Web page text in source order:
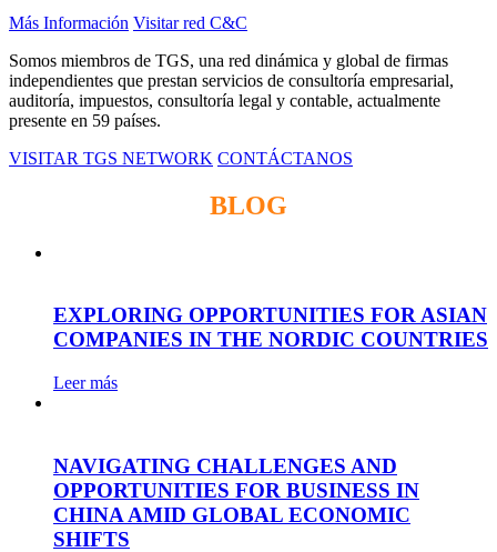
Más Información Visitar red C&C
Somos miembros de TGS, una red dinámica y global de firmas
independientes que prestan servicios de consultoría empresarial,
auditoría, impuestos, consultoría legal y contable, actualmente
presente en 59 países.
VISITAR TGS NETWORK CONTÁCTANOS
BLOG
EXPLORING OPPORTUNITIES FOR ASIAN
COMPANIES IN THE NORDIC COUNTRIES
Leer más
NAVIGATING CHALLENGES AND
OPPORTUNITIES FOR BUSINESS IN
CHINA AMID GLOBAL ECONOMIC
SHIFTS